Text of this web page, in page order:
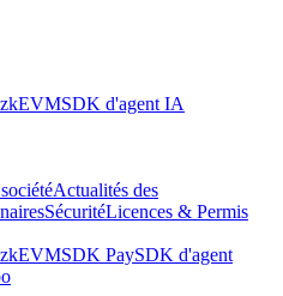
SDK d'agent IA
Actualités des
SécuritéLicences & Permis
SDK PaySDK d'agent